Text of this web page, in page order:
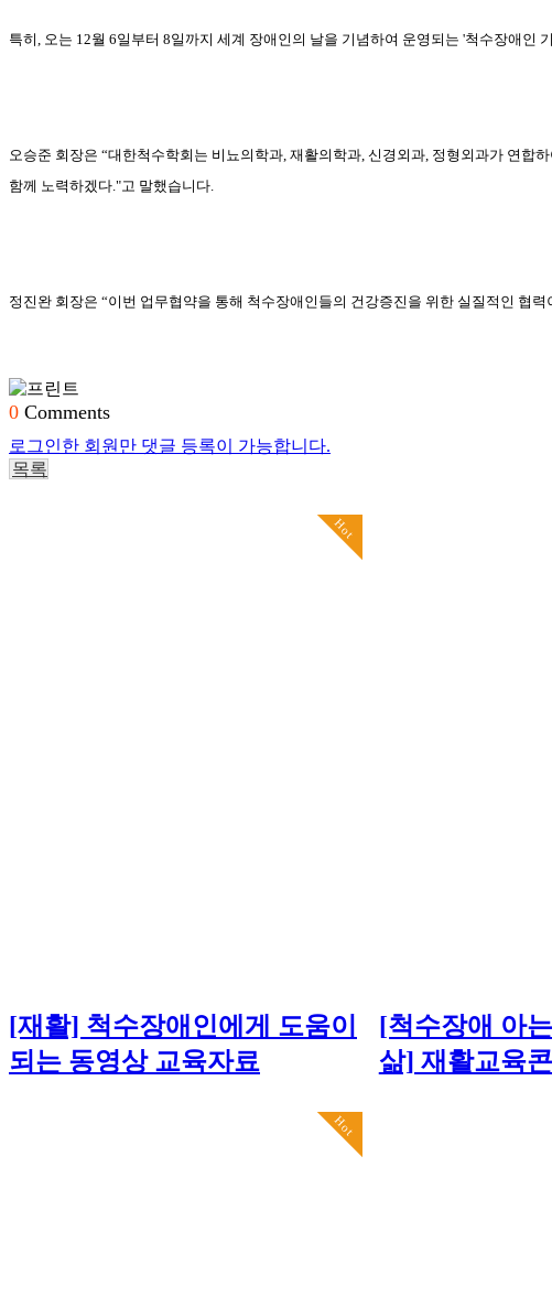
특히, 오는 12월 6일부터 8일까지 세계 장애인의 날을 기념하여 운영되는 '척수장애인
오승준 회장은 “대한척수학회는 비뇨의학과, 재활의학과, 신경외과, 정형외과가 연합
함께 노력하겠다."고 말했습니다.
정진완 회장은 “이번 업무협약을 통해 척수장애인들의 건강증진을 위한 실질적인 협
0 Comments
로그인한 회원만 댓글 등록이 가능합니다.
목록
Hot
[재활] 척수장애인에게 도움이
되는 동영상 교육자료
[척수장애 아
삶] 재활교육
Hot